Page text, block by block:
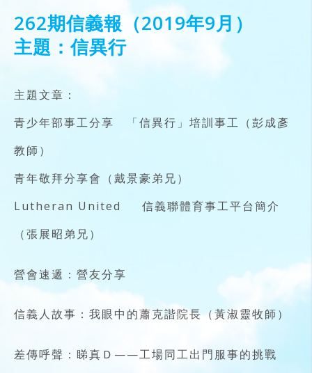
262期信義報（2019年9月）
主題：信異行
主題文章：
青少年部事工分享 「信異行」培訓事工（彭成彥
教師）
青年敬拜分享會（戴景豪弟兄）
Lutheran United 信義聯體育事工平台簡介
（張展昭弟兄）
營會速遞：營友分享
信義人故事：我眼中的蕭克諧院長（黃淑靈牧師）
差傳呼聲：睇真Ｄ——工場同工出門服事的挑戰